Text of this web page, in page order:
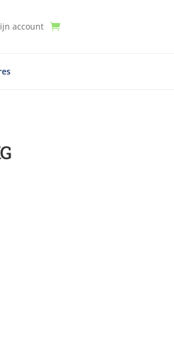
account